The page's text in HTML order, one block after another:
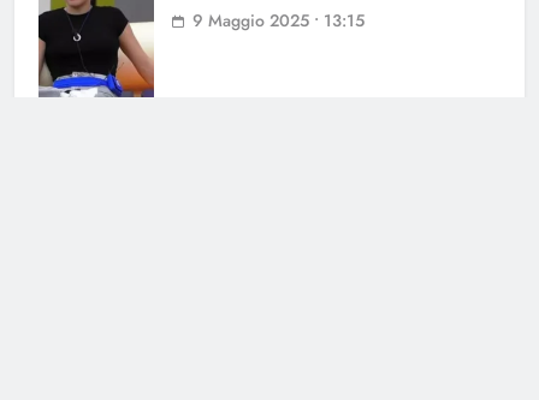
9 Maggio 2025 • 13:15